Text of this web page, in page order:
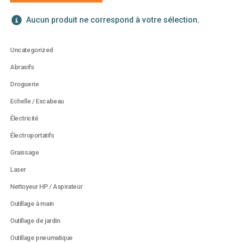
Aucun produit ne correspond à votre sélection.
Uncategorized
Abrasifs
Droguerie
Echelle / Escabeau
Électricité
Électroportatifs
Graissage
Laser
Nettoyeur HP / Aspirateur
Outillage à main
Outillage de jardin
Outillage pneumatique